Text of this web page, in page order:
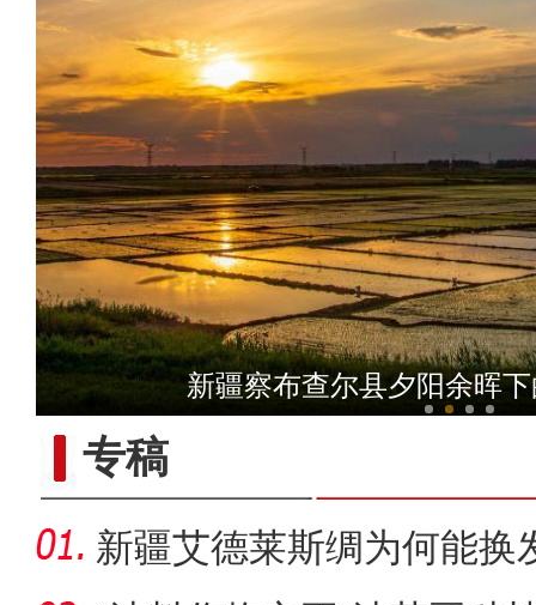
当四大名著经典曲目邂逅新
新疆察布查尔县夕阳余晖
专稿
新疆艾德莱斯绸为何能换